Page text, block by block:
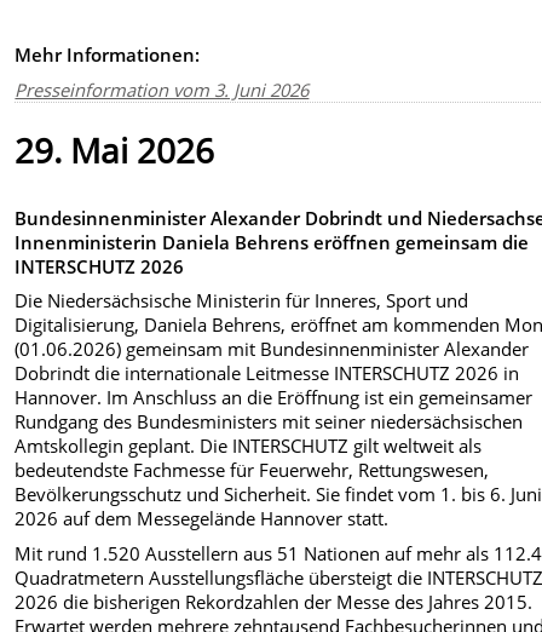
Mehr Informationen:
Presseinformation vom 3. Juni 2026
29. Mai 2026
Bundesinnenminister Alexander Dobrindt und
Innenministerin Daniela Behrens eröffnen gemeinsam die
INTERSCHUTZ 2026
Die Niedersächsische Ministerin für Inneres, Sport und
Digitalisierung, Daniela Behrens, eröffnet am kommenden
(01.06.2026) gemeinsam mit Bundesinnenminister Alexander
Dobrindt die internationale Leitmesse INTERSCHUTZ 2026 in
Hannover. Im Anschluss an die Eröffnung ist ein gemeinsamer
Rundgang des Bundesministers mit seiner niedersächsischen
Amtskollegin geplant. Die INTERSCHUTZ gilt weltweit als
bedeutendste Fachmesse für Feuerwehr, Rettungswesen,
Bevölkerungsschutz und Sicherheit. Sie findet vom 1. bis 6. Juni
2026 auf dem Messegelände Hannover statt.
Mit rund 1.520 Ausstellern aus 51 Nationen auf mehr als
Quadratmetern Ausstellungsfläche übersteigt die
2026 die bisherigen Rekordzahlen der Messe des Jahres 2015.
Erwartet werden mehrere zehntausend Fachbesucherinnen